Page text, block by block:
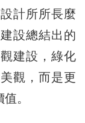
計所所長麼
設總結出的
建設，綠化
觀，而是更
。